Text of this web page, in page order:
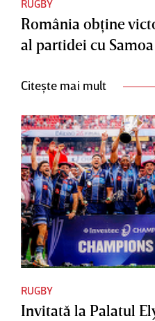
RUGBY
România obţine
al partidei cu Samoa
Citește mai mult
RUGBY
Invitată la Palatul